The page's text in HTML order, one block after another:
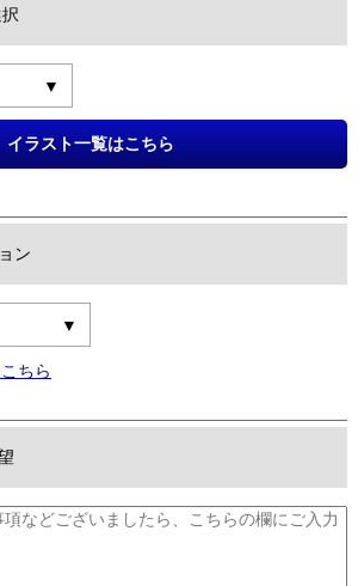
イラスト一覧はこちら
ン
ちら